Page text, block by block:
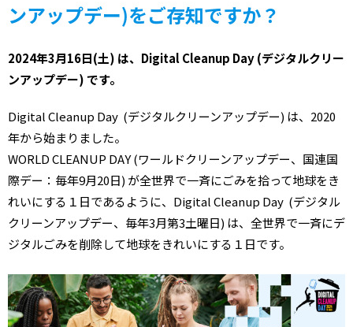
ンアップデー)をご存知ですか？
2024年3月16日(土) は、Digital Cleanup Day (デジタルクリー
ンアップデー) です。
Digital Cleanup Day (デジタルクリーンアップデー) は、2020
年から始まりました。
WORLD CLEANUP DAY (ワールドクリーンアップデー、国連国
際デー：毎年9月20日) が全世界で一斉にごみを拾って地球をき
れいにする１日であるように、Digital Cleanup Day (デジタル
クリーンアップデー、毎年3月第3土曜日) は、全世界で一斉にデ
ジタルごみを削除して地球をきれいにする１日です。